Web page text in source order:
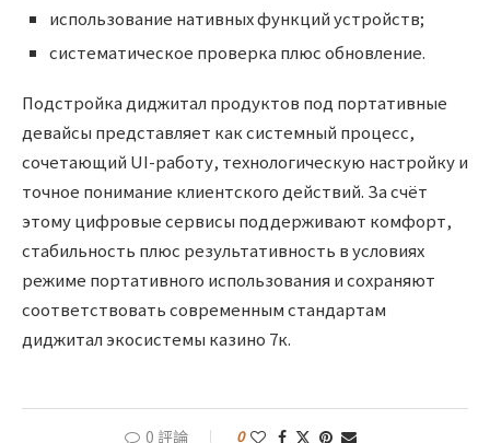
использование нативных функций устройств;
систематическое проверка плюс обновление.
Подстройка диджитал продуктов под портативные
девайсы представляет как системный процесс,
сочетающий UI-работу, технологическую настройку и
точное понимание клиентского действий. За счёт
этому цифровые сервисы поддерживают комфорт,
стабильность плюс результативность в условиях
режиме портативного использования и сохраняют
соответствовать современным стандартам
диджитал экосистемы казино 7к.
0 評論 0